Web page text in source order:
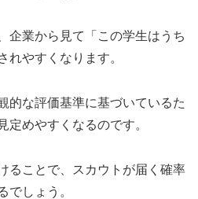
企業から見て「この学生はうち
れやすくなります。
的な評価基準に基づいているた
定めやすくなるのです。
ることで、スカウトが届く確率
でしょう。